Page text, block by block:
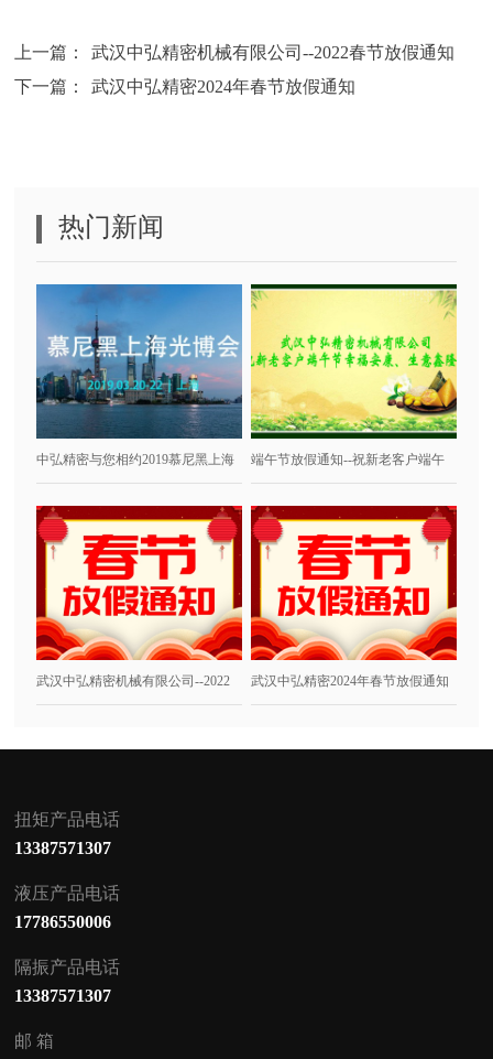
上一篇：
武汉中弘精密机械有限公司--2022春节放假通知
下一篇：
武汉中弘精密2024年春节放假通知
热门新闻
中弘精密与您相约2019慕尼黑上海
光博会
端午节放假通知--祝新老客户端午
节幸福安
武汉中弘精密机械有限公司--2022
春节
武汉中弘精密2024年春节放假通知
扭矩产品电话
13387571307
液压产品电话
17786550006
隔振产品电话
13387571307
邮 箱